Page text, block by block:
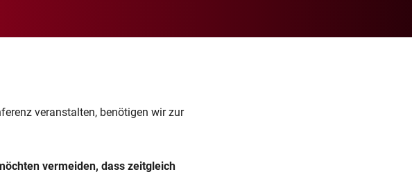
veranstalten, benötigen wir zur
vermeiden, dass zeitgleich